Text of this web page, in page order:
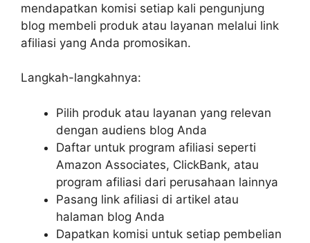
mendapatkan komisi setiap kali pengunjung
blog membeli produk atau layanan melalui link
afiliasi yang Anda promosikan.
Langkah-langkahnya:
Pilih produk atau layanan yang relevan
dengan audiens blog Anda
Daftar untuk program afiliasi seperti
Amazon Associates, ClickBank, atau
program afiliasi dari perusahaan lainnya
Pasang link afiliasi di artikel atau
halaman blog Anda
Dapatkan komisi untuk setiap pembelian